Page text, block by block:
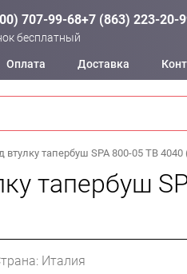
707-99-68+7 (863) 223-20-
бесплатный
Оплата Доставка
тапербуш SPA 800-05 TB 4040
тапербуш
Италия